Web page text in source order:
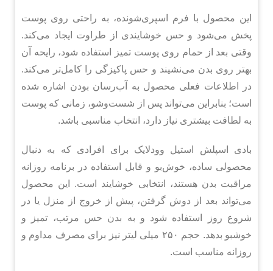
این محصول با فرم اسپری‌شونده، به راحتی روی پوست
پخش می‌شود و حس خوشایندی از طراوت ایجاد می‌کند.
وقتی بعد از حمام روی پوست تمیز استفاده شود، رایحه آن
بهتر روی بدن می‌نشیند و حس پاکیزگی را کامل‌تر می‌کند.
در اطلاعات فعلی محصول به آب‌رسان بودن اشاره شده
است؛ بنابراین می‌تواند پس از شست‌وشو، زمانی که پوست
به لطافت بیشتری نیاز دارد، انتخاب مناسبی باشد.
بادی اسپلش استیل وودلایک برای افرادی که به دنبال
محصولی ساده، خوش‌بو و قابل استفاده در برنامه روزانه
مراقبت بدن هستند، انتخابی خوشایند است. این محصول
می‌تواند بعد از دوش گرفتن، پیش از خروج از منزل یا در
شروع روز استفاده شود و به بدن حس مرتب، تمیز و
خوشبو بدهد. حجم ۲۵۰ میلی لیتر نیز برای مصرف مداوم و
روزانه مناسب است.